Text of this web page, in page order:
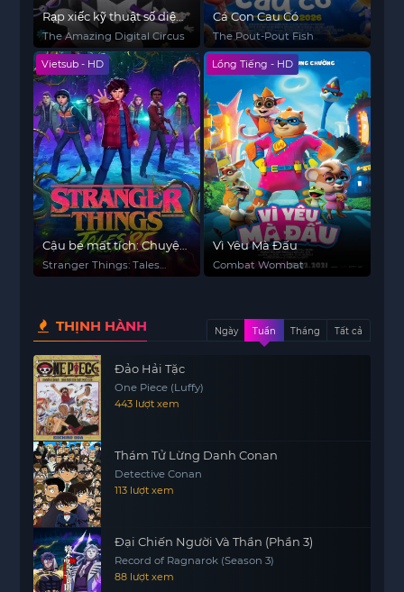
Rạp xiếc kỹ thuật số diệu
kỳ
The Amazing Digital Circus
Cá Con Cau Có
The Pout-Pout Fish
Vietsub - HD
Cậu bé mất tích: Chuyện
năm 85
Stranger Things: Tales
Lồng Tiếng - HD
Vì Yêu Mà Đấu
Combat Wombat
THỊNH HÀNH Ngày Tuần Tháng Tất cả
Đảo Hải Tặc
One Piece (Luffy)
443 lượt xem
Thám Tử Lừng Danh Conan
Detective Conan
113 lượt xem
Đại Chiến Người Và Thần (Phần 3)
Record of Ragnarok (Season 3)
88 lượt xem